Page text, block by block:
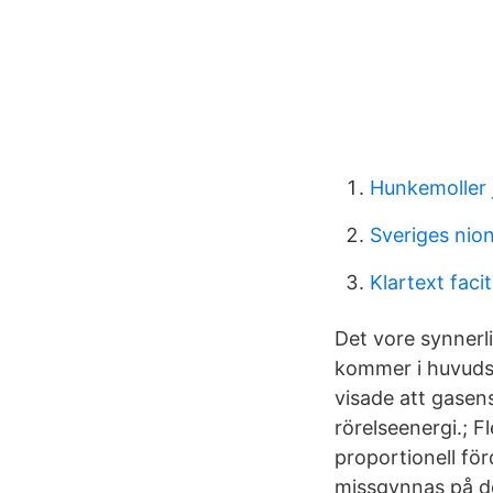
Hunkemoller
Sveriges
Klartext facit
Det vore
kommer i
visade att
rörelseenergi.;
proportionell
missgynnas på